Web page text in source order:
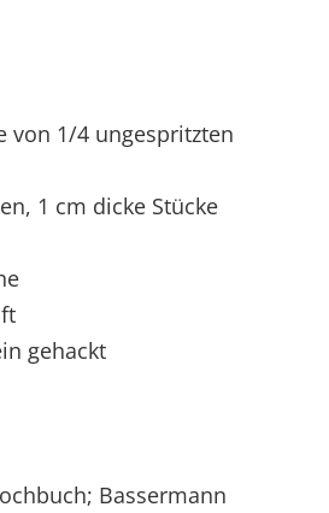
von 1/4 ungespritzten
1 cm dicke Stücke
gehackt
Bassermann